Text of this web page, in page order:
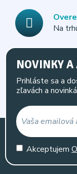
Na
NOVINKY
Prihláste sa a
zľavách a
Akceptujem